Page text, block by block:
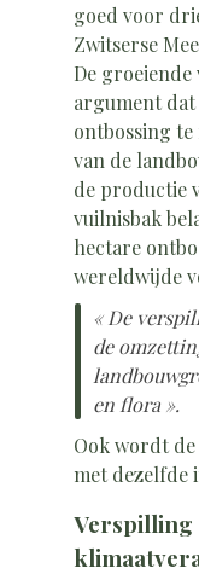
goed voor
Zwitserse
De groeiende
argument
ontbossing
van de
de productie
vuilnisbak
hectare
wereldwijde
« De
de
en flora ».
Ook wordt de
met dezelfde
Verspilling